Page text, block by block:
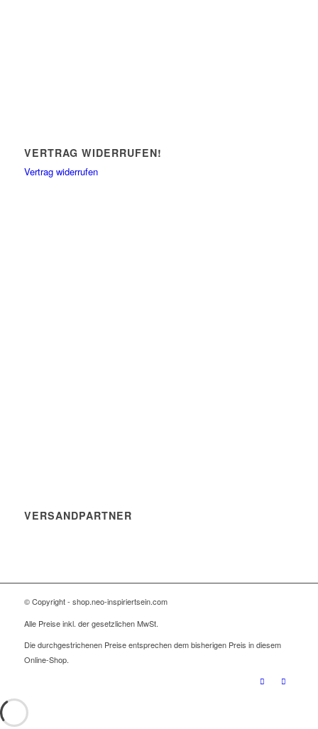
VERTRAG WIDERRUFEN!
Vertrag widerrufen
VERSANDPARTNER
© Copyright - shop.neo-inspiriertsein.com
Alle Preise inkl. der gesetzlichen MwSt.
Die durchgestrichenen Preise entsprechen dem bisherigen Preis in diesem
Online-Shop.